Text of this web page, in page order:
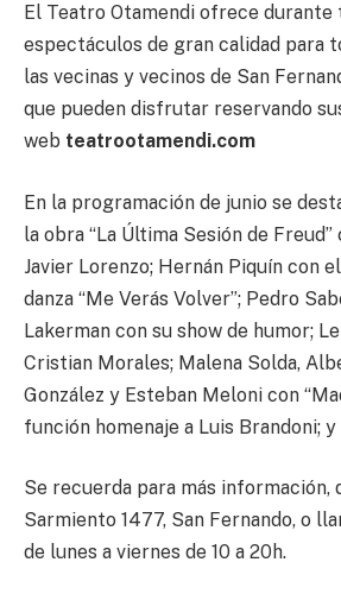
El Teatro Otamendi ofrece durante
espectáculos de gran calidad para
las vecinas y vecinos de San
que pueden disfrutar reservando
web teatrootamendi.com
En la programación de junio se
la obra “La Última Sesión de
Javier Lorenzo; Hernán Piquín con
danza “Me Verás Volver”; Pedro
Lakerman con su show de humor;
Cristian Morales; Malena Solda,
González y Esteban Meloni con
función homenaje a Luis Brandoni;
Se recuerda para más información,
Sarmiento 1477, San Fernando, o
de lunes a viernes de 10 a 20h.